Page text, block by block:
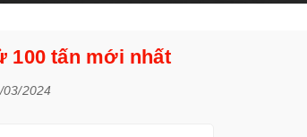
100 tấn mới nhất
2024